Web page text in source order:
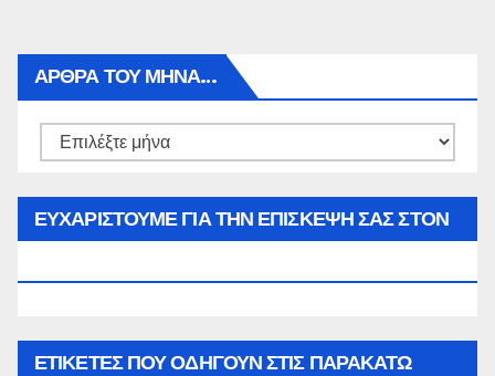
ΑΡΘΡΑ ΤΟΥ ΜΉΝΑ…
Αρθρα
ΕΥΧΑΡΙΣΤΟΥΜΕ ΓΙΑ ΤΗΝ ΕΠΙΣΚΕΨΗ ΣΑΣ ΣΤΟΝ
ΕΤΙΚΈΤΕΣ ΠΟΥ ΟΔΗΓΟΎΝ ΣΤΙΣ ΠΑΡΑΚΆΤΩ